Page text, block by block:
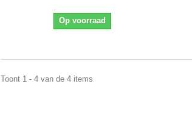
Op voorraad
Toont 1 - 4 van de 4 items